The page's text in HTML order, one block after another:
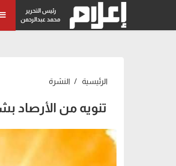
رئيس التحرير
محمد عبدالرحمن
الرئيسية النشرة
تنويه من الأرصاد